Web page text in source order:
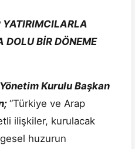
YATIRIMCILARLA
DOLU BİR DÖNEME
Kurulu Başkan
“Türkiye ve Arap
ilişkiler, kurulacak
huzurun